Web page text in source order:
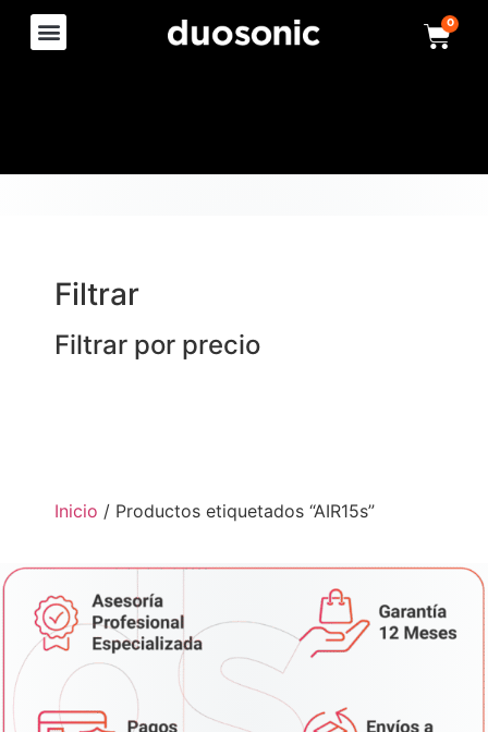
0
Filtrar
Filtrar por precio
Inicio / Productos etiquetados “AIR15s”